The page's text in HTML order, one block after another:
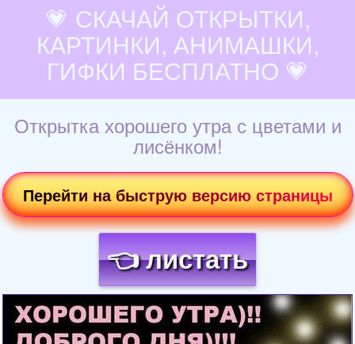
💗 СКАЧАЙ ОТКРЫТКИ,
КАРТИНКИ, АНИМАШКИ,
ГИФКИ БЕСПЛАТНО 💗
Открытка хорошего утра с цветами и
лисёнком!
Перейти на быструю версию страницы
👈 листать
Загрузка картинки...